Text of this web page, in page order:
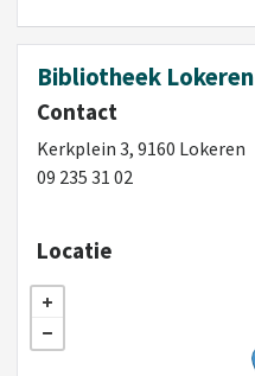
Bibliotheek Lokeren
Contact
Kerkplein 3, 9160 Lokeren
09 235 31 02
Locatie